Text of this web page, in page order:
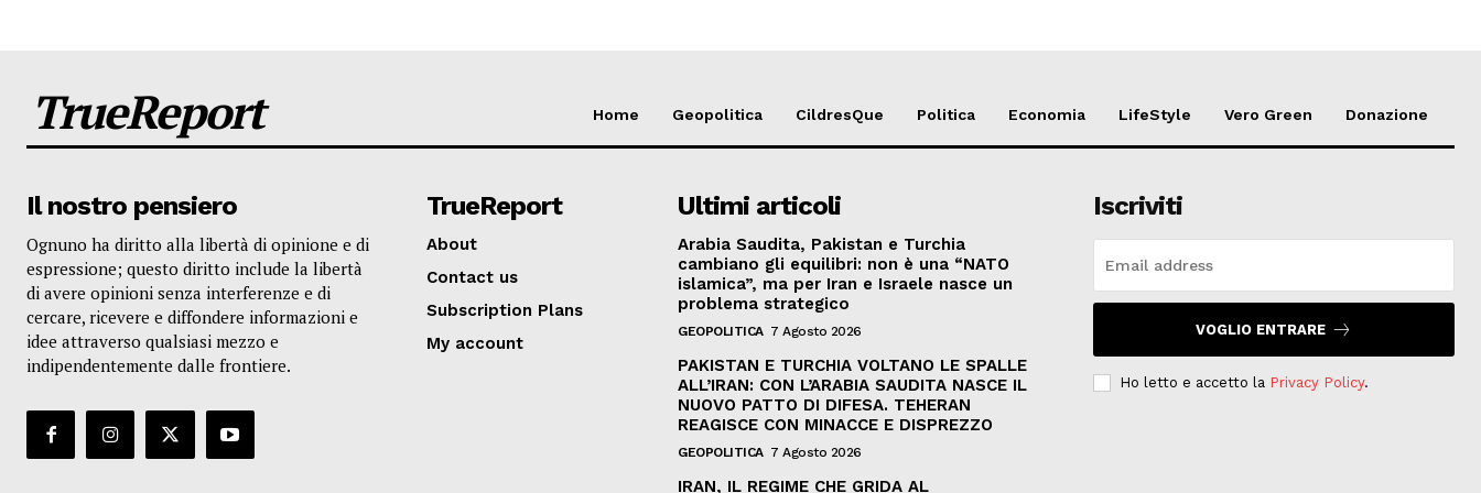
TrueReport Home Geopolitica CildresQue Politica Economia LifeStyle Vero Green Donazione
Il nostro pensiero
Ognuno ha diritto alla libertà di opinione e di
espressione; questo diritto include la libertà
di avere opinioni senza interferenze e di
cercare, ricevere e diffondere informazioni e
idee attraverso qualsiasi mezzo e
indipendentemente dalle frontiere.
TrueReport
About
Contact us
Subscription Plans
My account
Ultimi articoli
Arabia Saudita, Pakistan e Turchia
cambiano gli equilibri: non è una “NATO
islamica”, ma per Iran e Israele nasce un
problema strategico
GEOPOLITICA 7 Agosto 2026
PAKISTAN E TURCHIA VOLTANO LE SPALLE
ALL’IRAN: CON L’ARABIA SAUDITA NASCE IL
NUOVO PATTO DI DIFESA. TEHERAN
REAGISCE CON MINACCE E DISPREZZO
GEOPOLITICA 7 Agosto 2026
IRAN, IL REGIME CHE GRIDA AL
Iscriviti
VOGLIO ENTRARE
Ho letto e accetto la Privacy Policy.